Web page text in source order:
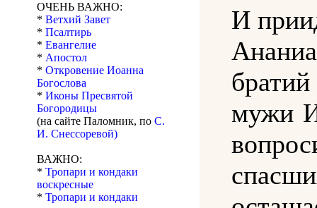
ОЧЕНЬ ВАЖНО:
* Ветхий Завет
* Псалтирь
* Евангелие
* Апостол
* Откровение Иоанна
Богослова
* Иконы Пресвятой
Богородицы
(на сайте Паломник, по С.
И. Снессоревой)
ВАЖНО:
* Тропари и кондаки
воскресные
* Тропари и кондаки
И
мужи